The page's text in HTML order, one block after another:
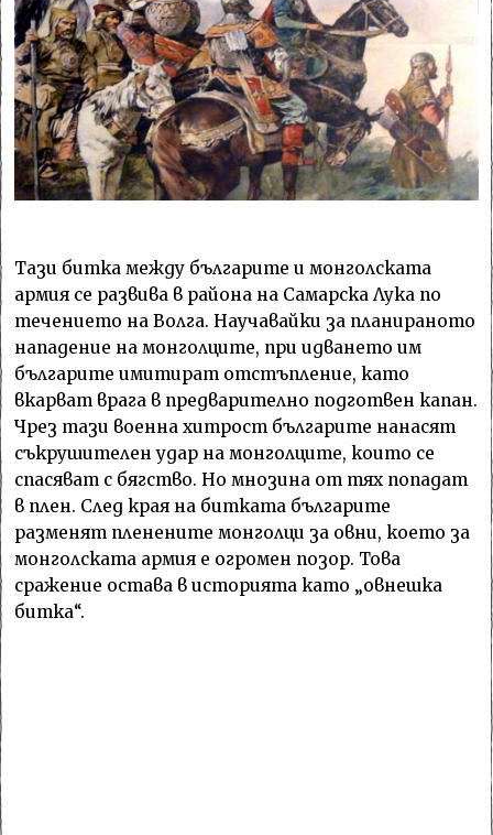
Тази битка между българите и монголската
армия се развива в района на Самарска Лука по
течението на Волга. Научавайки за планираното
нападение на монголците, при идването им
българите имитират отстъпление, като
вкарват врага в предварително подготвен капан.
Чрез тази военна хитрост българите нанасят
съкрушителен удар на монголците, които се
спасяват с бягство. Но мнозина от тях попадат
в плен. След края на битката българите
разменят пленените монголци за овни, което за
монголската армия е огромен позор. Това
сражение остава в историята като „овнешка
битка“.